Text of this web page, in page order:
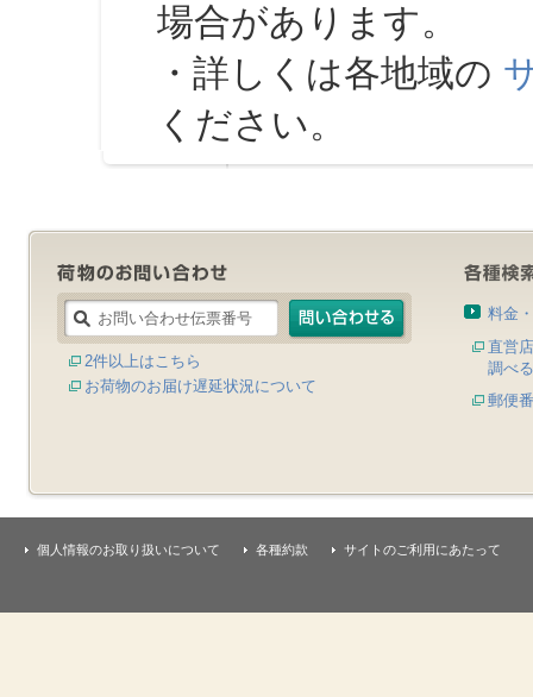
場合があります。
・詳しくは各地域の
ください。
2件以上はこちら
お荷物のお届け遅延状況について
料金
直営
調べる
郵便
個人情報のお取り扱いについて 各種約款 サイトのご利用にあたって